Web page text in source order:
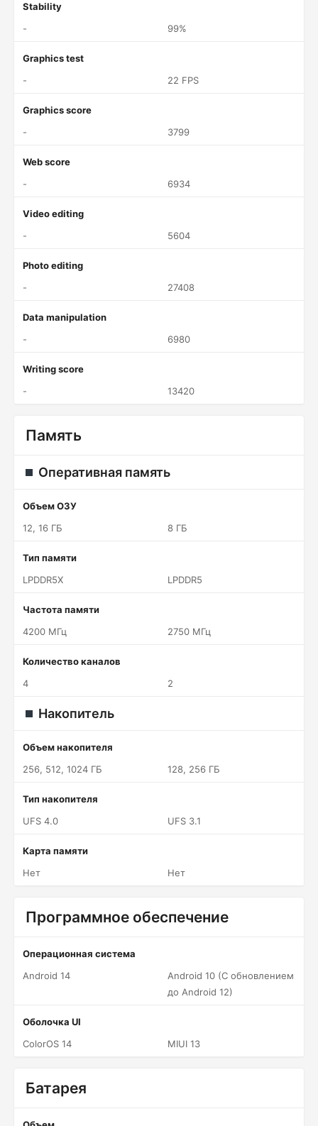
Stability
-
99%
Graphics test
-
22 FPS
Graphics score
-
3799
Web score
-
6934
Video editing
-
5604
Photo editing
-
27408
Data manipulation
-
6980
Writing score
-
13420
Память
Оперативная память
Объем ОЗУ
12, 16 ГБ
8 ГБ
Тип памяти
LPDDR5X
LPDDR5
Частота памяти
4200 МГц
2750 МГц
Количество каналов
4
2
Накопитель
Объем накопителя
256, 512, 1024 ГБ
128, 256 ГБ
Тип накопителя
UFS 4.0
UFS 3.1
Карта памяти
Нет
Нет
Программное обеспечение
Операционная система
Android 14
Android 10 (С обновлением
до Android 12)
Оболочка UI
ColorOS 14
MIUI 13
Батарея